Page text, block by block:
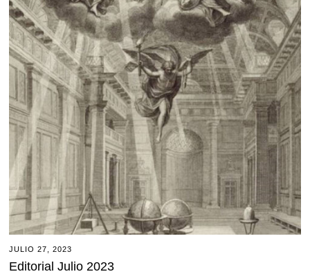
JULIO 27, 2023
Editorial Julio 2023